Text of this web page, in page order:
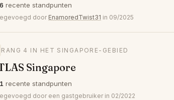
recente standpunten
door EnamoredTwist31 in 09/2025
RANG 4 IN HET SINGAPORE-GEBIED
Singapore
recente standpunten
door een gastgebruiker in 02/2022